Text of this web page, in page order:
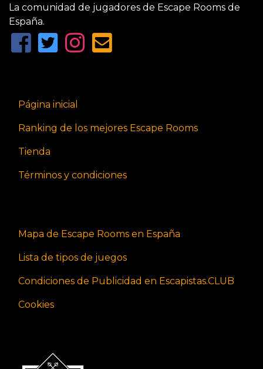
La comunidad de jugadores de Escape Rooms de
España.
Página inicial
Ranking de los mejores Escape Rooms
Tienda
Términos y condiciones
Mapa de Escape Rooms en España
Lista de tipos de juegos
Condiciones de Publicidad en Escapistas.CLUB
Cookies